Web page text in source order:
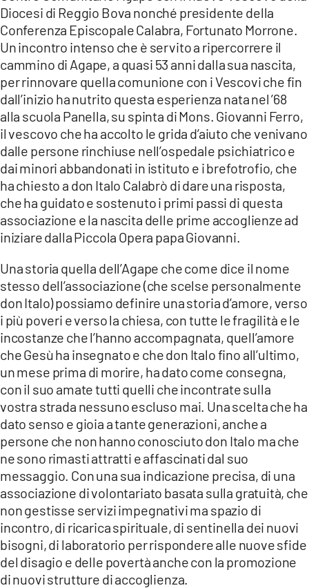
LACONAIR.IT
LACITYMAG.IT
ILREGGINO.IT
COSENZACHANNEL.IT
ILVIBONESE.IT
CATANZAROCHANNEL.IT
LACAPITALENEWS.IT
App
APPLE
Diocesi di Reggio Bova nonché presidente della
Conferenza Episcopale Calabra, Fortunato Morrone.
Un incontro intenso che è servito a ripercorrere il
cammino di Agape, a quasi 53 anni dalla sua nascita,
per rinnovare quella comunione con i Vescovi che fin
dall’inizio ha nutrito questa esperienza nata nel ’68
alla scuola Panella, su spinta di Mons. Giovanni Ferro,
il vescovo che ha accolto le grida d’aiuto che venivano
dalle persone rinchiuse nell’ospedale psichiatrico e
dai minori abbandonati in istituto e i brefotrofio, che
ha chiesto a don Italo Calabrò di dare una risposta,
che ha guidato e sostenuto i primi passi di questa
associazione e la nascita delle prime accoglienze ad
iniziare dalla Piccola Opera papa Giovanni.
Una storia quella dell’Agape che come dice il nome
stesso dell’associazione (che scelse personalmente
don Italo) possiamo definire una storia d’amore, verso
i più poveri e verso la chiesa, con tutte le fragilità e le
incostanze che l’hanno accompagnata, quell’amore
che Gesù ha insegnato e che don Italo fino all’ultimo,
un mese prima di morire, ha dato come consegna,
con il suo amate tutti quelli che incontrate sulla
vostra strada nessuno escluso mai. Una scelta che ha
dato senso e gioia a tante generazioni, anche a
persone che non hanno conosciuto don Italo ma che
ne sono rimasti attratti e affascinati dal suo
messaggio. Con una sua indicazione precisa, di una
associazione di volontariato basata sulla gratuità, che
non gestisse servizi impegnativi ma spazio di
incontro, di ricarica spirituale, di sentinella dei nuovi
bisogni, di laboratorio per rispondere alle nuove sfide
del disagio e delle povertà anche con la promozione
di nuovi strutture di accoglienza.